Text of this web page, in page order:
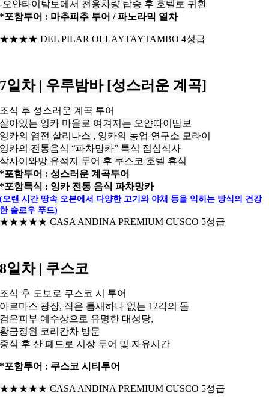
-오얀타이탐보에서 전용차량 탑승 후 호텔로 귀환
*포함투어 : 마추피추 투어 / 파노라믹 열차
★★★★DEL PILAR OLLAYTAYTAMBO 4성급
7일차 | 우루밤바 [성스러운 계곡]
조식 후 성스러운 계곡 투어
살아있는 잉카 마을로 여겨지는 오얀따이땀보
잉카의 염전 살리나스 , 잉카의 농업 연구소 모라이
잉카의 전통음식 “파차망카” 특식 점심식사
삭사이와망 유적지 투어 후 쿠스코 호텔 휴식
*포함투어 : 성스러운 계곡투어
*포함특식 : 잉카 전통 음식 파차망카
(오랜 시간 땅속 오븐에서 다양한 고기와 야채 등을 익히는 방식의 건강
한 슬로우 푸드)
★★★★★ CASA ANDINA PREMIUM CUSCO 5성급
8일차 | 쿠스코
조식 후 도보로 쿠스코 시 투어
아르마스 광장, 작은 틈새하나 없는 12각의 돌
검은피부 예수상으로 유명한 대성당,
황금정원 코리칸차 방문
중식 후 산 페드로 시장 투어 및 자유시간
*포함투어 : 쿠스코 시티투어
★★★★★ CASA ANDINA PREMIUM CUSCO 5성급